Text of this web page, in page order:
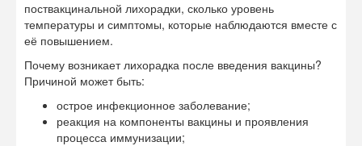
поствакцинальной лихорадки, сколько уровень
температуры и симптомы, которые наблюдаются вместе с
её повышением.
Почему возникает лихорадка после введения вакцины?
Причиной может быть:
острое инфекционное заболевание;
реакция на компоненты вакцины и проявления
процесса иммунизации;